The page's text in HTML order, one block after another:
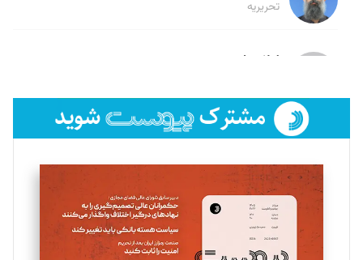
تحریریه
لیلا حنارود
فائزه فتحی رستمی
تحریریه
سروش کرمیان
تحریریه